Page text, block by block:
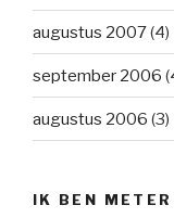
augustus 2007(4)
september 2006
augustus 2006 (3)
IK BEN METER